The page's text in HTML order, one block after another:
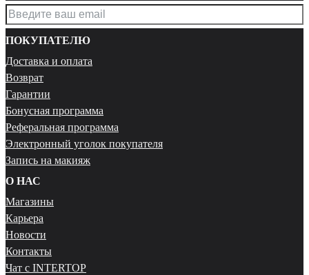
ПОКУПАТЕЛЮ
Доставка и оплата
Возврат
Гарантии
Бонусная программа
Реферальная программа
Электронный уголок покупателя
Запись на макияж
О НАС
Магазины
Карьера
Новости
Контакты
Чат с INTERTOP